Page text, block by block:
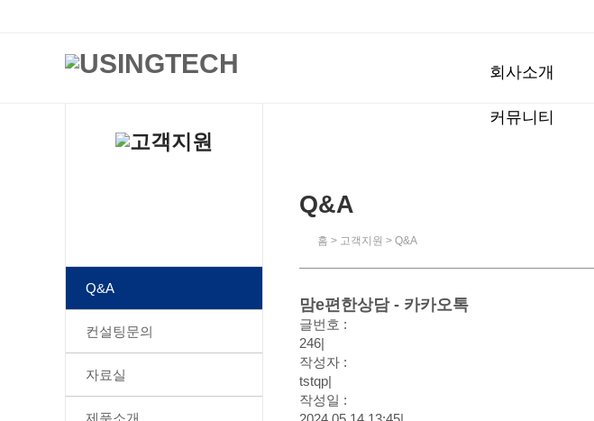
회사소개
커뮤니티
Q&A
컨설팅문의
자료실
제품소개
Q&A
홈 > 고객지원 > Q&A
맘e편한상담 - 카카오톡
글번호 :
246|
작성자 :
tstqp|
작성일 :